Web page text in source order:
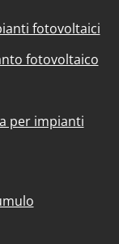
fotovoltaici
fotovoltaico
per impianti